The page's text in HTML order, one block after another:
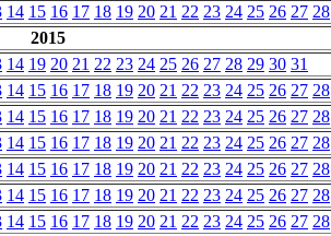
14 15 16 17 18 19 20 21 22 23 24 25 26 27 28
2015
14 19 20 21 22 23 24 25 26 27 28 29 30 31
14 15 16 17 18 19 20 21 22 23 24 25 26 27 28
14 15 16 17 18 19 20 21 22 23 24 25 26 27 28
14 15 16 17 18 19 20 21 22 23 24 25 26 27 28
14 15 16 17 18 19 20 21 22 23 24 25 26 27 28
14 15 16 17 18 19 20 21 22 23 24 25 26 27 28
14 15 16 17 18 19 20 21 22 23 24 25 26 27 28